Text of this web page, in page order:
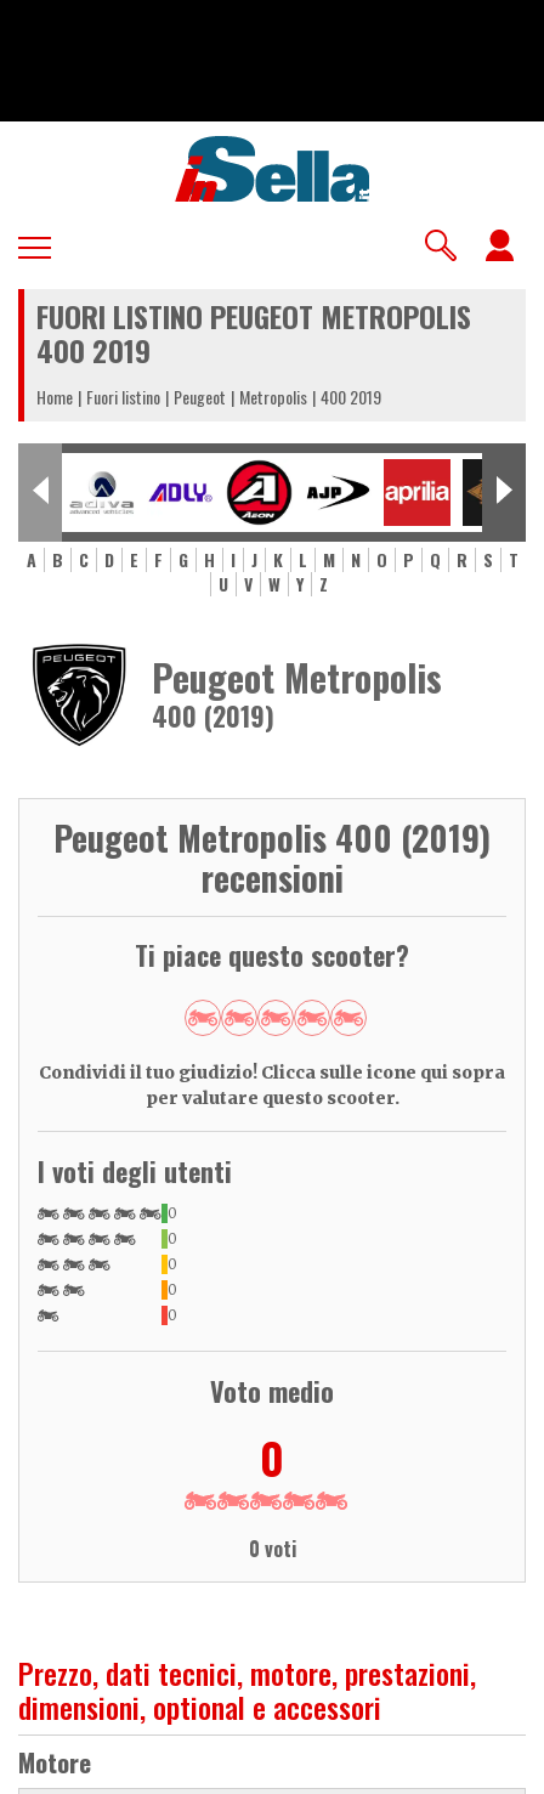
FUORI LISTINO PEUGEOT METROPOLIS
400 2019
Home Fuori listino Peugeot Metropolis 400 2019
A B C D E F G H I J K L M N O P Q R S
T
U
V W Y Z
Peugeot Metropolis
400 (2019)
Peugeot Metropolis 400 (2019)
recensioni
Ti piace questo scooter?
Condividi il tuo giudizio! Clicca sulle icone qui sopra
per valutare questo scooter.
I voti degli utenti
0
0
0
0
0
Voto medio
0
0 voti
Prezzo, dati tecnici, motore, prestazioni,
dimensioni, optional e accessori
Motore